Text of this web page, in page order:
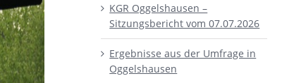
KGR Oggelshausen –
Sitzungsbericht vom 07.07.2026
Ergebnisse aus der Umfrage in
Oggelshausen